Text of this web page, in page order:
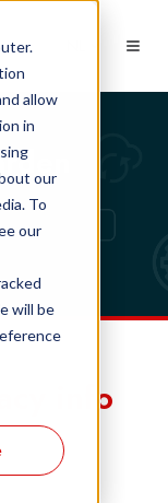
allow
in
our
To
our
will be
info